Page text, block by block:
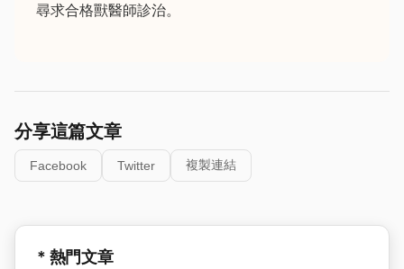
尋求合格獸醫師診治。
分享這篇文章
Facebook Twitter 複製連結
* 熱門文章